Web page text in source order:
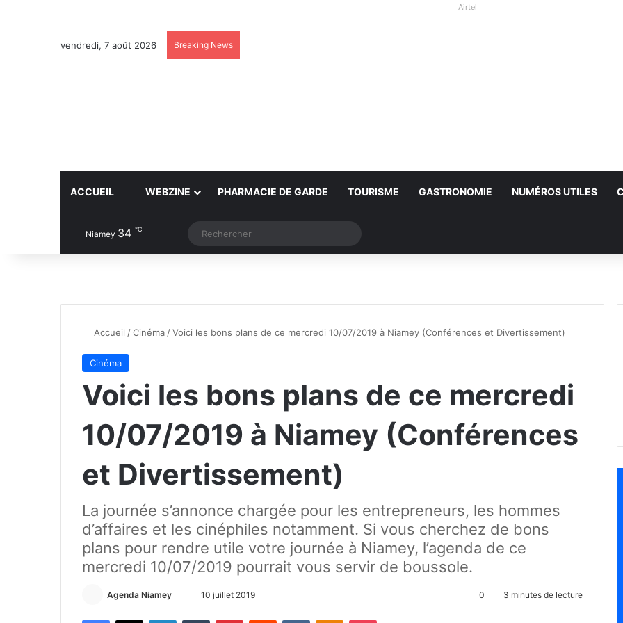
Airtel
vendredi, 7 août 2026 Breaking News
ACCUEIL WEBZINE PHARMACIE DE GARDE TOURISME GASTRONOMIE NUMÉROS UTILES
Niamey 34 ℃ Article Aléatoire
Switch skin
Accueil /Cinéma/Voici les bons plans de ce mercredi 10/07/2019 à Niamey (Conférences et Divertissement)
Cinéma
Voici les bons plans de ce mercredi
10/07/2019 à Niamey (Conférences
et Divertissement)
La journée s’annonce chargée pour les entrepreneurs, les hommes
d’affaires et les cinéphiles notamment. Si vous cherchez de bons
plans pour rendre utile votre journée à Niamey, l’agenda de ce
mercredi 10/07/2019 pourrait vous servir de boussole.
Agenda Niamey 10 juillet 2019 0 3 minutes de lecture